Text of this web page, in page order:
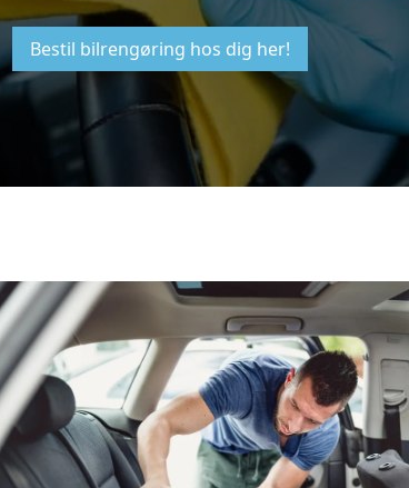
Bestil bilrengøring hos dig her!